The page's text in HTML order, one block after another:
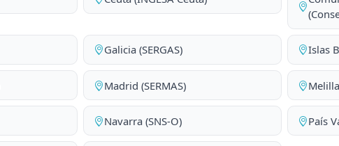
Galicia (SERGAS) Islas
Madrid (SERMAS)
Navarra (SNS-O) País